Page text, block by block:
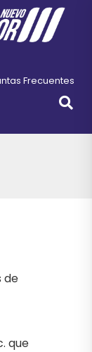
Frecuentes
de
que